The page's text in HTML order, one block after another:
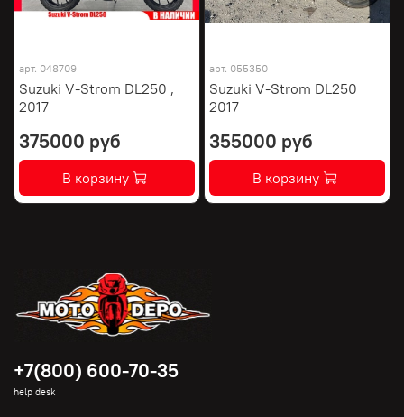
арт. 048709
Suzuki V-Strom DL250 ,
2017
375000 руб
В корзину
арт. 055350
Suzuki V-Strom DL250
2017
355000 руб
В корзину
+7(800) 600-70-35
help desk